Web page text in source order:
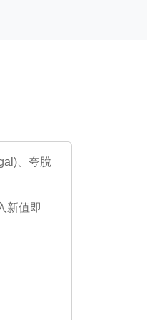
、夸脫
新值即